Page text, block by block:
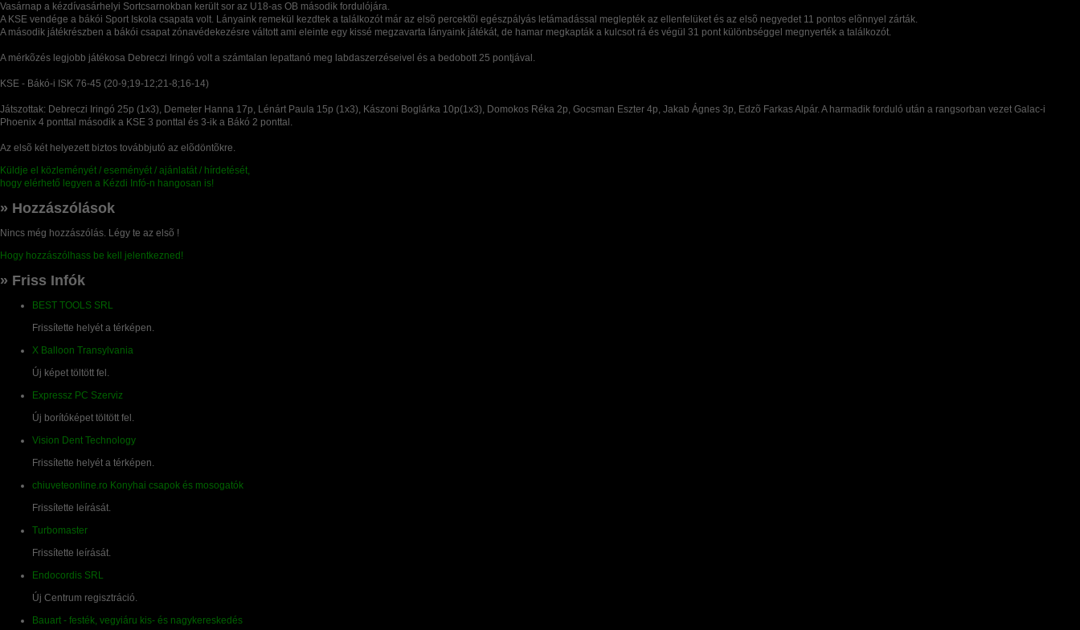
Vasárnap a kézdívasárhelyi Sortcsarnokban került sor az U18-as OB második fordulójára.
A KSE vendége a bákói Sport Iskola csapata volt. Lányaink remekül kezdtek a találkozót már az elsõ percektõl egészpályás letámadással meglepték az ellenfelüket és az elsõ negyedet 11 pontos elõnnyel zárták.
A második játékrészben a bákói csapat zónavédekezésre váltott ami eleinte egy kissé megzavarta lányaink játékát, de hamar megkapták a kulcsot rá és végül 31 pont különbséggel megnyerték a találkozót.
A mérkõzés legjobb játékosa Debreczi Iringó volt a számtalan lepattanó meg labdaszerzéseivel és a bedobott 25 pontjával.
KSE - Bákó-i ISK 76-45 (20-9;19-12;21-8;16-14)
Játszottak: Debreczi Iringó 25p (1x3), Demeter Hanna 17p, Lénárt Paula 15p (1x3), Kászoni Boglárka 10p(1x3), Domokos Réka 2p, Gocsman Eszter 4p, Jakab Ágnes 3p, Edzõ Farkas Alpár. A harmadik forduló után a rangsorban vezet Galac-i
Phoenix 4 ponttal második a KSE 3 ponttal és 3-ik a Bákó 2 ponttal.
Az elsõ két helyezett biztos továbbjutó az elõdöntõkre.
Küldje el közleményét / eseményét / ajánlatát / hírdetését,
hogy elérhető legyen a Kézdi Infó-n hangosan is!
» Hozzászólások
Nincs még hozzászólás. Légy te az elsõ !
Hogy hozzászólhass be kell jelentkezned!
» Friss Infók
BEST TOOLS SRL
Frissítette helyét a térképen.
X Balloon Transylvania
Új képet töltött fel.
Expressz PC Szerviz
Új borítóképet töltött fel.
Vision Dent Technology
Frissítette helyét a térképen.
chiuveteonline.ro Konyhai csapok és mosogatók
Frissítette leírását.
Turbomaster
Frissítette leírását.
Endocordis SRL
Új Centrum regisztráció.
Bauart - festék, vegyiáru kis- és nagykereskedés